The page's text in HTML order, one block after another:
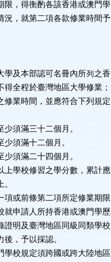
限，得衡酌各該香港或澳門學
況，就第二項各款修業時間予
學及本部認可名冊內所列之香
全程於臺灣地區大學修業；
修業時間，並應符合下列規定
須滿三十二個月。
須滿十二個月。
須滿二十四個月。
上學校修習之學分數，累計應
項或前條第二項所定修業期限
就申請人所持香港或澳門學歷
證明及臺灣地區同級同類學校
，予以採認。
學校規定須跨國或跨大陸地區